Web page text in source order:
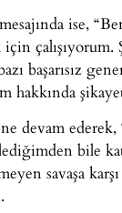
ise,
başarısız
hakkında
devam
bile
savaşa